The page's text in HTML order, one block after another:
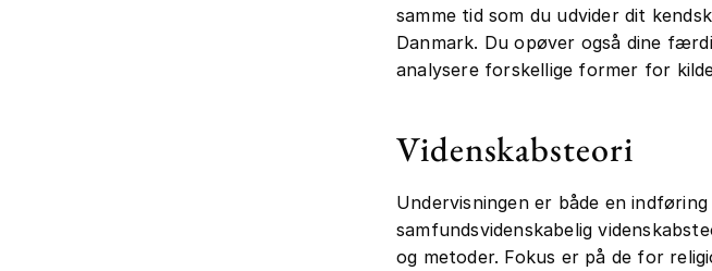
samme tid som du udvider dit
Danmark. Du opøver også dine
analysere forskellige former for
Videnskabsteori
Undervisningen er både en
samfundsvidenskabelig
og metoder. Fokus er på de for